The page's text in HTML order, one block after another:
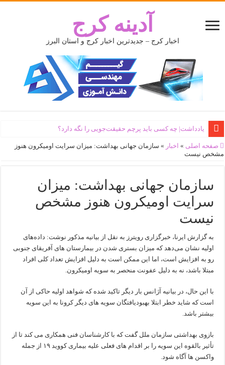
آدینه کرج
اخبار کرج – جدیدترین اخبار کرج و استان البرز
یادداشت| ‌چه کسی باید پرچم حقیقت‌جویی را نگه دارد؟
صفحه اصلی » اخبار » سازمان جهانی بهداشت: میزان سرایت اومیکرون هنوز
مشخص نیست
سازمان جهانی بهداشت: میزان
سرایت اومیکرون هنوز مشخص
نیست
به گزارش ایرنا، خبرگزاری رویترز به نقل از بیانیه مذکور نوشت: داده‌های
اولیه نشان می‌دهد که میزان بستری شدن در بیمارستان های آفریقای جنوبی
رو به افزایش است، اما این ممکن است به دلیل افزایش تعداد کلی افراد
مبتلا باشد، نه به دلیل عفونت منحصر به سویه اومیکرون.
با این حال، در بیانیه آژانس بار دیگر تاکید شده که شواهد اولیه حاکی از آن
است که شاید خطر ابتلا بهبودیافتگان سویه های دیگر کرونا به این سویه
بیشتر باشد.
بازوی بهداشتی سازمان ملل گفت که با کارشناسان فنی همکاری می کند تا از
تأثیر بالقوه این سویه را بر اقدام های فعلی علیه بیماری کووید ۱۹ از جمله
واکسن ها آگاه شود.